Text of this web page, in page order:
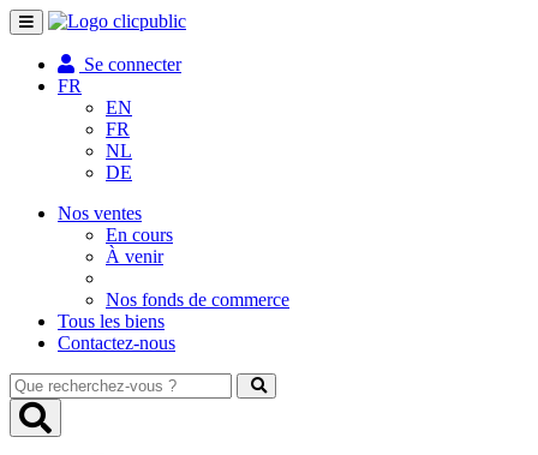
Toggle
navigation
Se connecter
FR
EN
FR
NL
DE
Nos ventes
En cours
À venir
Nos fonds de commerce
Tous les biens
Contactez-nous
Que
recherchez-
vous